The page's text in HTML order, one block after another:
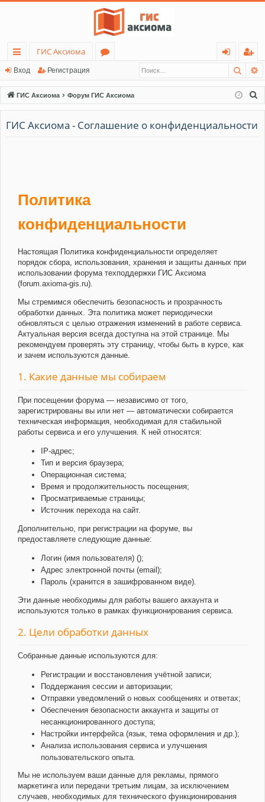
с
ы
лк
и
ГИС Аксиома
ру
м
ы
д
ег
ис
тр
ац
Вход Регистрация
ГИС Аксиома Форум ГИС Аксиома
ГИС Аксиома - Соглашение о конфиденциальности
Политика
конфиденциальности
Настоящая Политика конфиденциальности определяет
порядок сбора, использования, хранения и защиты данных при
использовании форума техподдержки ГИС Аксиома
(forum.axioma-gis.ru).
Мы стремимся обеспечить безопасность и прозрачность
обработки данных. Эта политика может периодически
обновляться с целью отражения изменений в работе сервиса.
Актуальная версия всегда доступна на этой странице. Мы
рекомендуем проверять эту страницу, чтобы быть в курсе, как
и зачем используются данные.
1. Какие данные мы собираем
При посещении форума — независимо от того,
зарегистрированы вы или нет — автоматически собирается
техническая информация, необходимая для стабильной
работы сервиса и его улучшения. К ней относятся:
IP-адрес;
Тип и версия браузера;
Операционная система;
Время и продолжительность посещения;
Просматриваемые страницы;
Источник перехода на сайт.
Дополнительно, при регистрации на форуме, вы
предоставляете следующие данные:
Логин (имя пользователя) ();
Адрес электронной почты (email);
Пароль (хранится в зашифрованном виде).
Эти данные необходимы для работы вашего аккаунта и
используются только в рамках функционирования сервиса.
2. Цели обработки данных
Собранные данные используются для:
Регистрации и восстановления учётной записи;
Поддержания сессии и авторизации;
Отправки уведомлений о новых сообщениях и ответах;
Обеспечения безопасности аккаунта и защиты от
несанкционированного доступа;
Настройки интерфейса (язык, тема оформления и др.);
Анализа использования сервиса и улучшения
пользовательского опыта.
Мы не используем ваши данные для рекламы, прямого
маркетинга или передачи третьим лицам, за исключением
случаев, необходимых для технического функционирования